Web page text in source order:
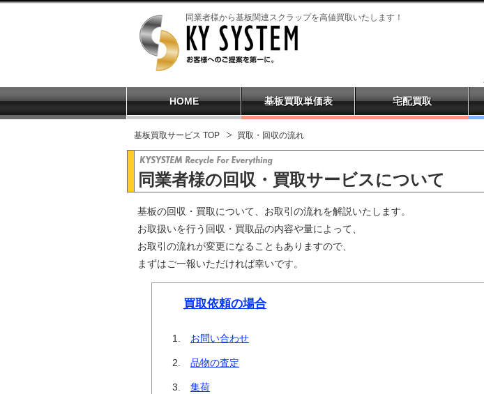
基板買取サービス TOP 買取・回収の流れ
同業者様の回収・買取サービスについて
基板の回収・買取について、お取引の流れを解説いたします。
お取扱いを行う回収・買取品の内容や量によって、
お取引の流れが変更になることもありますので、
まずはご一報いただければ幸いです。
買取依頼の場合
お問い合わせ
品物の査定
集荷
同業者様から基板関連スクラップを高値買取いたします！
HOME 基板買取単価表 宅配買取